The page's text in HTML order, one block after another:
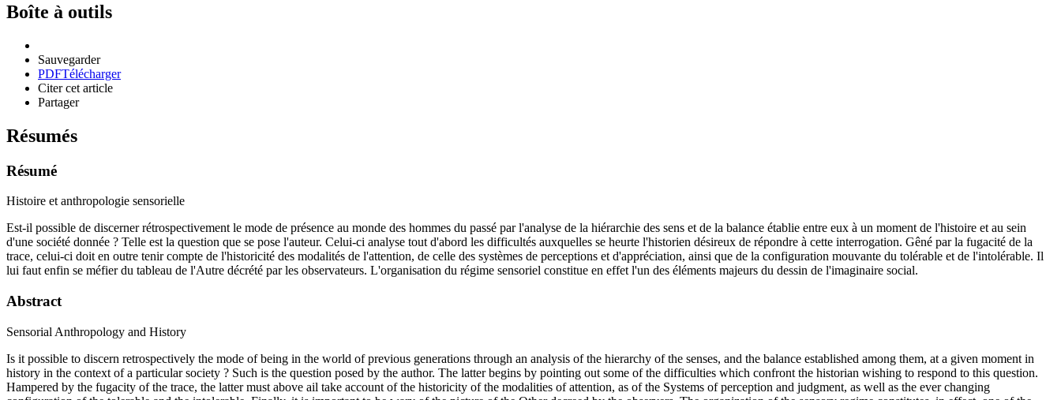
Boîte à outils
Sauvegarder
PDFTélécharger
Citer cet article
Partager
Résumés
Résumé
Histoire et anthropologie sensorielle
Est-il possible de discerner rétrospectivement le mode de présence au monde des hommes du passé par l'analyse de la hiérarchie des sens et de la balance établie entre eux à un moment de l'histoire et au sein
d'une société donnée ? Telle est la question que se pose l'auteur. Celui-ci analyse tout d'abord les difficultés auxquelles se heurte l'historien désireux de répondre à cette interrogation. Gêné par la fugacité de la
trace, celui-ci doit en outre tenir compte de l'historicité des modalités de l'attention, de celle des systèmes de perceptions et d'appréciation, ainsi que de la configuration mouvante du tolérable et de l'intolérable. Il
lui faut enfin se méfier du tableau de l'Autre décrété par les observateurs. L'organisation du régime sensoriel constitue en effet l'un des éléments majeurs du dessin de l'imaginaire social.
Abstract
Sensorial Anthropology and History
Is it possible to discern retrospectively the mode of being in the world of previous generations through an analysis of the hierarchy of the senses, and the balance established among them, at a given moment in
history in the context of a particular society ? Such is the question posed by the author. The latter begins by pointing out some of the difficulties which confront the historian wishing to respond to this question.
Hampered by the fugacity of the trace, the latter must above ail take account of the historicity of the modalities of attention, as of the Systems of perception and judgment, as well as the ever changing